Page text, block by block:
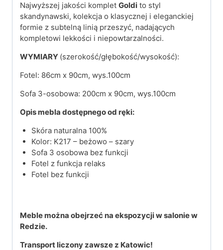
Najwyższej jakości komplet Goldi to styl
skandynawski, kolekcja o klasycznej i eleganckiej
formie z subtelną linią przeszyć, nadających
kompletowi lekkości i niepowtarzalności.
WYMIARY (szerokość/głębokość/wysokość):
Fotel: 86cm x 90cm, wys.100cm
Sofa 3-osobowa: 200cm x 90cm, wys.100cm
Opis mebla dostępnego od ręki:
Skóra naturalna 100%
Kolor: K217 – beżowo – szary
Sofa 3 osobowa bez funkcji
Fotel z funkcja relaks
Fotel bez funkcji
Meble można obejrzeć na ekspozycji w salonie w
Redzie.
Transport liczony zawsze z Katowic!